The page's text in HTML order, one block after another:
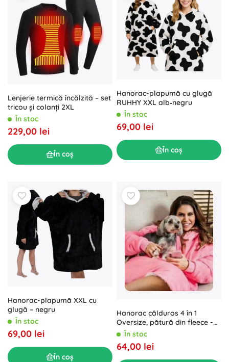
Lenjerie termică încălzită – set
tricou și colanți 2XL
În stoc
229,00 lei
În coș
Hanorac-plapumă cu glugă
RUHHY XXL alb‑negru
În stoc
69,00 lei
În coș
Hanorac-plapumă XXL cu
glugă – negru
În stoc
69,00 lei
În coș
Hanorac călduros 4 în 1
Oversize, pătură din fleece -
rozÎn stoc
64,00 lei